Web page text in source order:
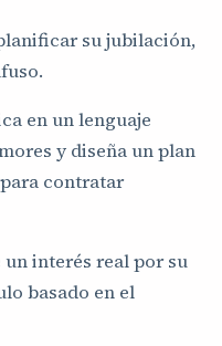
su jubilación,
en un lenguaje
y diseña un plan
contratar
interés real por su
basado en el